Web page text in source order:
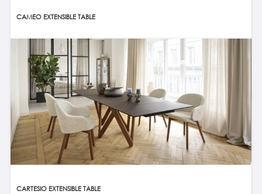
CAMEO EXTENSIBLE TABLE
CARTESIO EXTENSIBLE TABLE